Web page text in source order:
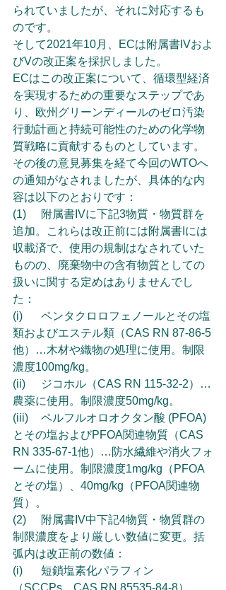
られていましたが、それに対応するも
のです。
そして2021年10月、ECは附属書IVおよ
びVの改正案を採択しました。
ECはこの改正案について、循環型経済
を実現するための重要なステップであ
り、欧州グリーンディールのゼロ汚染
行動計画と持続可能性のための化学物
質戦略に貢献するものとしています。
その後の意見募集を経て今回のWTOへ
の通知がなされましたが、具体的な内
容は以下のとおりです：
(1)	附属書IVに下記3物質・物質群を
追加。これらは改正前には附属書Iには
収載済で、使用の規制はなされていた
ものの、廃棄物中の含有物質としての
扱いに関する定めはありませんでし
た：
(i)	ペンタクロロフェノールとその塩
類およびエステル類（CAS RN 87-86-5
他）…木材や織物の処理に使用。制限
濃度100mg/kg。
(ii)	ジコホル（CAS RN 115-32-2）…
農薬に使用。制限濃度50mg/kg。
(iii)	ペルフルオロオクタン酸 (PFOA)
とその塩およびPFOA関連物質（CAS
RN 335-67-1他）…防水繊維や消火フォ
ームに使用。制限濃度1mg/kg（PFOA
とその塩）、40mg/kg（PFOA関連物
質）。
(2)	附属書IV中下記4物質・物質群の
制限濃度をより厳しい数値に変更。括
弧内は改正前の数値：
(i)	短鎖塩素化パラフィン
（SCCPs、CAS RN 85535-84-8）…